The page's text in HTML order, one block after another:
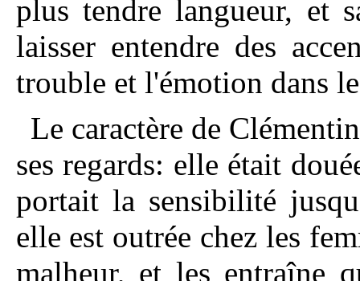
plus tendre langueur, et
laisser entendre des
trouble et l'émotion dans
Le caractère de
ses regards: elle était
portait la sensibilité
elle est outrée chez les
malheur, et les entraîne